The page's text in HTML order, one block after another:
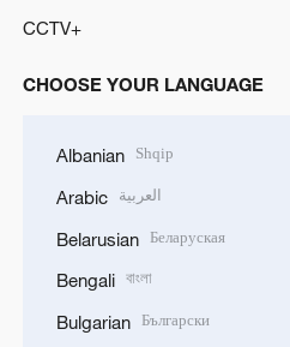
CCTV+
CHOOSE YOUR LANGUAGE
Albanian Shqip
Arabic العربية
Belarusian Беларуская
Bengali বাংলা
Bulgarian Български